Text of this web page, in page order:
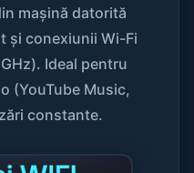
mașină datorită
și conexiunii Wi-Fi
Ideal pentru
(YouTube Music,
constante.